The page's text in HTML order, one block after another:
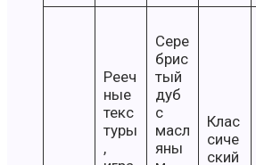
Рееч
ные
текс
туры
,
Сере
брис
тый
дуб
с
масл
яны
Клас
сиче
ский